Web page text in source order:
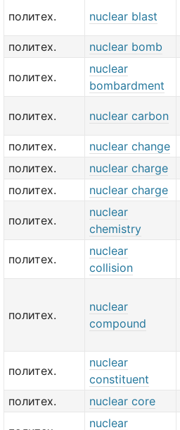
политех. nuclear blast
политех.
nuclear bomb
политех.
nuclear
bombardment
политех. nuclear carbon
политех.
nuclear change
политех.
nuclear charge
политех.
nuclear charge
политех.
nuclear
chemistry
политех.
nuclear
collision
политех.
nuclear
compound
политех.
nuclear
constituent
политех.
nuclear core
nuclear